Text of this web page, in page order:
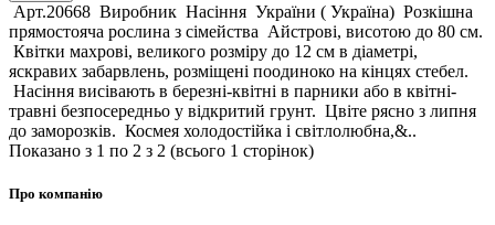
Арт.20668 Виробник Насіння України ( Україна) Розкішна
прямостояча рослина з сімейства Айстрові, висотою до 80 см.
Квітки махрові, великого розміру до 12 см в діаметрі,
яскравих забарвлень, розміщені поодиноко на кінцях стебел.
Насіння висівають в березні-квітні в парники або в квітні-
травні безпосередньо у відкритий грунт. Цвіте рясно з липня
до заморозків. Космея холодостійка і світлолюбна,&..
Показано з 1 по 2 з 2 (всього 1 сторінок)
Про компанію